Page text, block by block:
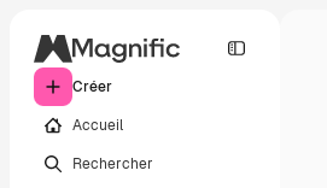
Créer
Accueil
Rechercher